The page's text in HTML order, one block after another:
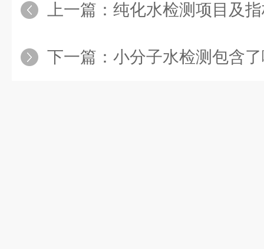
上一篇： 纯化水检测项目及
下一篇： 小分子水检测包含